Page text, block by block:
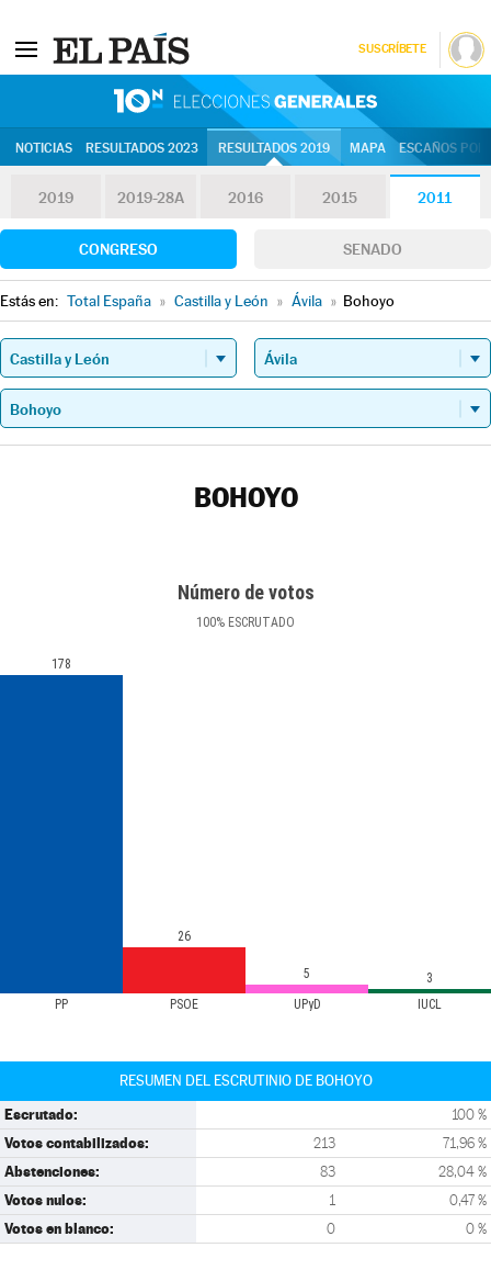
SUSCRÍBETE
NOTICIAS RESULTADOS 2023 RESULTADOS 2019 MAPA ESCAÑOS
2019 2019-28A 2016 2015 2011
CONGRESO SENADO
Estás en: Total España » Castilla y León » Ávila » Bohoyo
BOHOYO
Número de votos
100% ESCRUTADO
PP PSOE UPyD IUCL
178
26
5 3
RESUMEN DEL ESCRUTINIO DE BOHOYO
Escrutado: 100 %
Votos contabilizados: 213 71,96 %
Abstenciones: 83 28,04 %
Votos nulos: 1 0,47 %
Votos en blanco: 0 0 %